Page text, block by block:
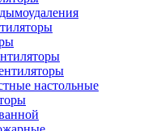
настольные